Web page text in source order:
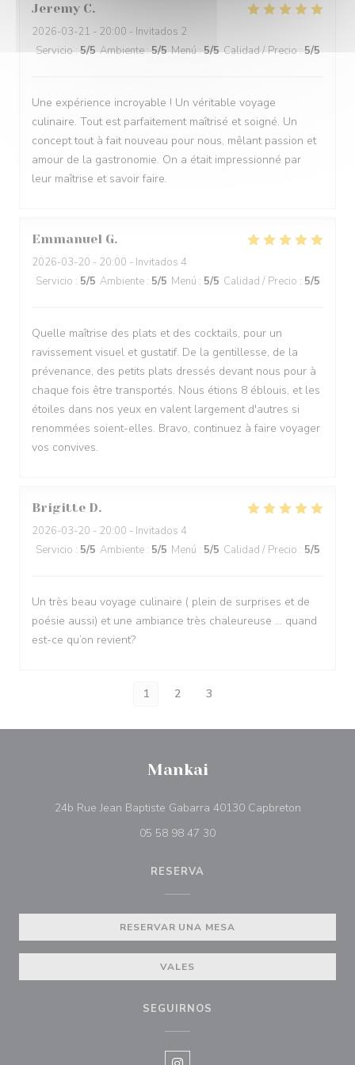
Jeremy C
2026-03-21 - 20:00 - Invitados 2
Servicio:5/5 Ambiente:5/5 Menú:5/5 Calidad / Precio : 5/5
Une expérience incroyable ! Un véritable voyage
culinaire. Tout est parfaitement maîtrisé et soigné. Un
concept tout à fait nouveau pour nous, mêlant passion et
amour de la gastronomie. On a était impressionné par
leur maîtrise et savoir faire.
Emmanuel G
2026-03-20 - 20:00 - Invitados 4
Servicio : 5/5 Ambiente : 5/5 Menú : 5/5 Calidad / Precio : 5/5
Quelle maîtrise des plats et des cocktails, pour un
ravissement visuel et gustatif. De la gentillesse, de la
prévenance, des petits plats dressés devant nous pour à
chaque fois être transportés. Nous étions 8 éblouis, et les
étoiles dans nos yeux en valent largement d'autres si
renommées soient-elles. Bravo, continuez à faire voyager
vos convives.
Brigitte D
2026-03-20 - 20:00 - Invitados 4
Servicio : 5/5 Ambiente : 5/5 Menú : 5/5 Calidad / Precio : 5/5
Un très beau voyage culinaire ( plein de surprises et de
poésie aussi) et une ambiance très chaleureuse … quand
est-ce qu’on revient?
1 2 3
Mankai
24b Rue Jean Baptiste Gabarra 40130 Capbreton((abre en
05 58 98 47 30
RESERVA
RESERVAR UNA MESA
VALES
SEGUIRNOS